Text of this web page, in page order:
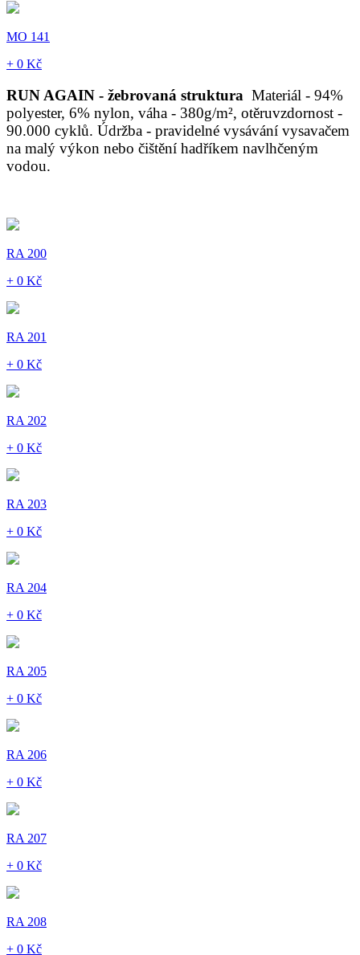
MO 141
+ 0 Kč
RUN AGAIN - žebrovaná struktura Materiál - 94%
polyester, 6% nylon, váha - 380g/m², otěruvzdornost -
90.000 cyklů. Údržba - pravidelné vysávání vysavačem
na malý výkon nebo čištění hadříkem navlhčeným
vodou.
RA 200
+ 0 Kč
RA 201
+ 0 Kč
RA 202
+ 0 Kč
RA 203
+ 0 Kč
RA 204
+ 0 Kč
RA 205
+ 0 Kč
RA 206
+ 0 Kč
RA 207
+ 0 Kč
RA 208
+ 0 Kč